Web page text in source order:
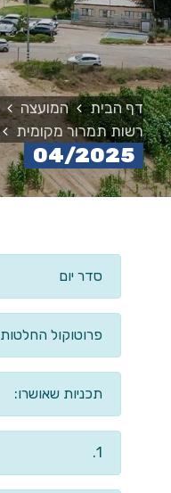
דף הבית המועצה
רשות תמרור מקומית
04/2025
סדר יום
פרוטוקול החלטות
תכניות שאושרו:
1.